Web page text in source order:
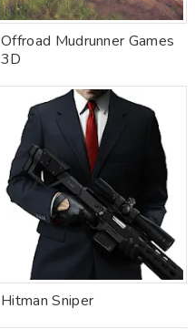
Offroad Mudrunner Games
3D
Hitman Sniper